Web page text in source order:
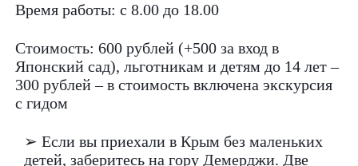
Время работы: с 8.00 до 18.00
Стоимость: 600 рублей (+500 за вход в
Японский сад), льготникам и детям до 14 лет –
300 рублей – в стоимость включена экскурсия
с гидом
➢ Если вы приехали в Крым без маленьких
детей, заберитесь на гору Демерджи. Две